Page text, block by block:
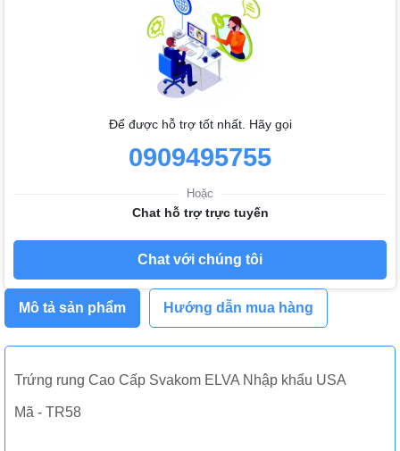
Để được hỗ trợ tốt nhất. Hãy gọi
0909495755
Hoặc
Chat hỗ trợ trực tuyến
Chat với chúng tôi
Mô tả sản phẩm Hướng dẫn mua hàng
Trứng rung Cao Cấp Svakom ELVA Nhập khẩu USA
Mã - TR58